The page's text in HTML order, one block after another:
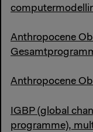
Anthropocene
Anthropocene
IGBP (global
programme),